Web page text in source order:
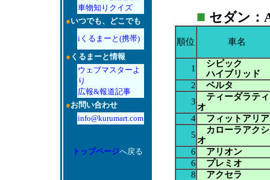
車物知りクイズ
●いつでも、どこでも
iくるまーと(携帯)
● くるまーと情報
ウェブマスターよ
り
広報&報道記事
●お問い合わせ
info@kurumart.com
トップページへ戻る
■ セダン：
順位 車名
1
シビック
ハイブリッド
2
ベルタ
3
ティーダラティ
オ
4
フィットアリア
5
カローラアクシ
オ
6
アリオン
6
プレミオ
8
アクセラ